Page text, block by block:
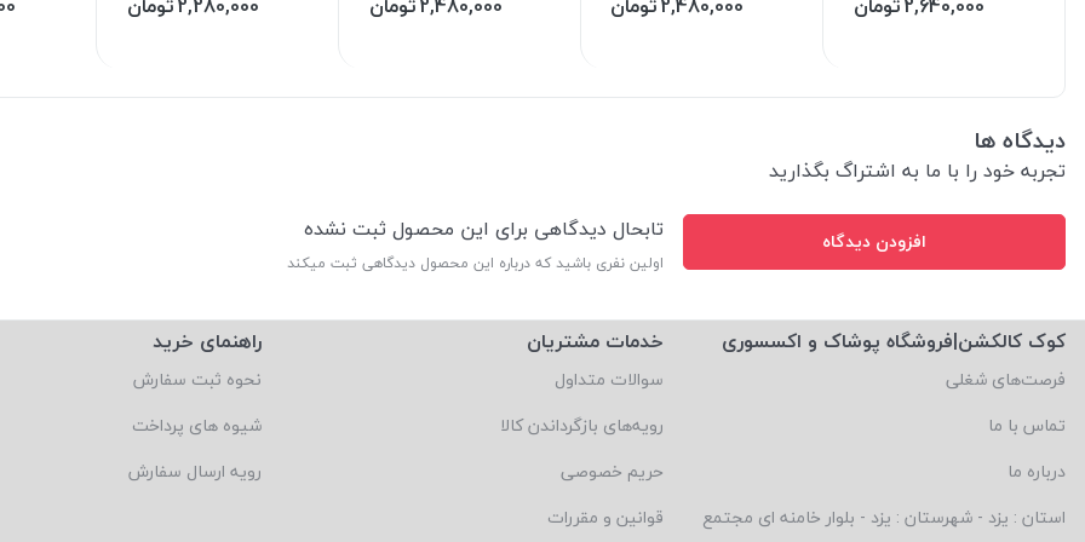
دیدگاه ها
تجربه خود را با ما به اشتراگ بگذارید
افزودن دیدگاه تابحال دیدگاهی برای این محصول ثبت نشده
اولین نفری باشید که درباره این محصول دیدگاهی ثبت میکند
کوک کالکشن|فروشگاه پوشاک و اکسسوری
فرصت‌های شغلی
تماس با ما
درباره ما
استان : یزد - شهرستان : یزد - بلوار خامنه ای مجتمع
خدمات مشتریان
سوالات متداول
رویه‌های بازگرداندن کالا
حریم خصوصی
قوانین و مقررات
راهنمای خرید
نحوه ثبت سفارش
شیوه های پرداخت
رویه ارسال سفارش